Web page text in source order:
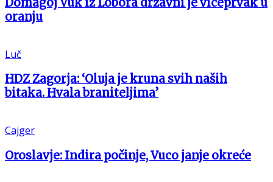
oranju
Luč
HDZ Zagorja: ‘Oluja je kruna svih naših
bitaka. Hvala braniteljima’
Cajger
Oroslavje: Indira počinje, Vuco janje okreće